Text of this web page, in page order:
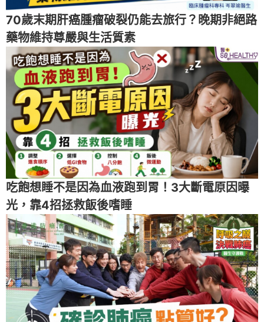
70歲末期肝癌腫瘤破裂仍能去旅行？晚期非絕路
藥物維持尊嚴與生活質素
吃飽想睡不是因為血液跑到胃！3大斷電原因曝
光，靠4招拯救飯後嗜睡